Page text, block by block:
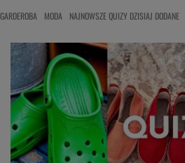
GARDEROBA MODA NAJNOWSZE QUIZY DZISIAJ DODANE